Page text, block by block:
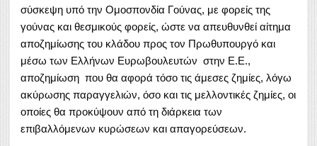
σύσκεψη υπό την Ομοσπονδία Γούνας, με φορείς της
γούνας και θεσμικούς φορείς, ώστε να απευθυνθεί αίτημα
αποζημίωσης του κλάδου προς τον Πρωθυπουργό και
μέσω των Ελλήνων Ευρωβουλευτών στην Ε.Ε.,
αποζημίωση που θα αφορά τόσο τις άμεσες ζημίες, λόγω
ακύρωσης παραγγελιών, όσο και τις μελλοντικές ζημίες, οι
οποίες θα προκύψουν από τη διάρκεια των
επιβαλλόμενων κυρώσεων και απαγορεύσεων.